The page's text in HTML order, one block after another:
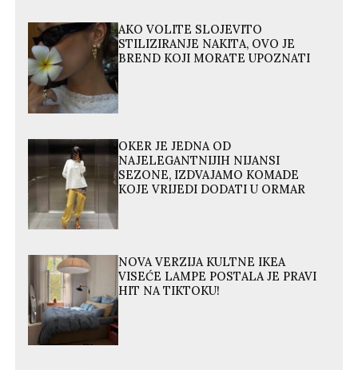
AKO VOLITE SLOJEVITO
STILIZIRANJE NAKITA, OVO JE
BREND KOJI MORATE UPOZNATI
OKER JE JEDNA OD
NAJELEGANTNIJIH NIJANSI
SEZONE, IZDVAJAMO KOMADE
KOJE VRIJEDI DODATI U ORMAR
NOVA VERZIJA KULTNE IKEA
VISEĆE LAMPE POSTALA JE PRAVI
HIT NA TIKTOKU!